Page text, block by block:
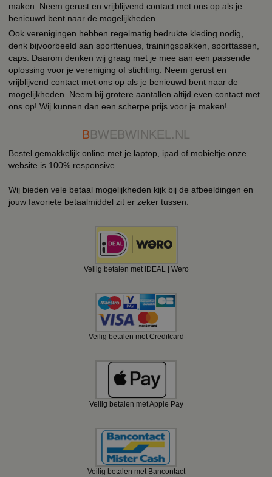
maken. Neem gerust en vrijblijvend contact met ons op als je
benieuwd bent naar de mogelijkheden.
Ook verenigingen hebben regelmatig bedrukte kleding nodig,
denk bijvoorbeeld aan sporttenues, trainingspakken, sporttassen,
caps. Daarom denken wij graag met je mee aan een passende
oplossing voor je vereniging of stichting. Neem gerust en
vrijblijvend contact met ons op als je benieuwd bent naar de
mogelijkheden. Neem bij grotere aantallen altijd even contact met
ons op! Wij kunnen dan een scherpe prijs voor je maken!
BBWEBWINKEL.NL
Bestel gemakkelijk online met je laptop, ipad of mobieltje onze
website is 100% responsive.
Wij bieden vele betaal mogelijkheden kijk bij de afbeeldingen en
jouw favoriete betaalmiddel zit er zeker tussen.
Veilig betalen met iDEAL | Wero
Veilig betalen met Creditcard
Veilig betalen met Apple Pay
Veilig betalen met Bancontact